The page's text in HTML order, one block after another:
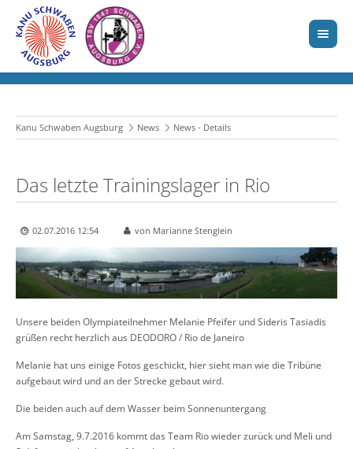
Kanu Schwaben Augsburg News News - Details
Das letzte Trainingslager in Rio
02.07.2016 12:54 von Marianne Stenglein
Unsere beiden Olympiateilnehmer Melanie Pfeifer und Sideris Tasiadis
grüßen recht herzlich aus DEODORO / Rio de Janeiro
Melanie hat uns einige Fotos geschickt, hier sieht man wie die Tribüne
aufgebaut wird und an der Strecke gebaut wird.
Die beiden auch auf dem Wasser beim Sonnenuntergang
Am Samstag, 9.7.2016 kommt das Team Rio wieder zurück und Meli und